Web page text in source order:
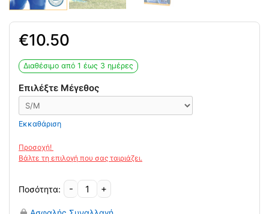
10.50
Διαθέσιμο από 1 έως 3 ημέρες
Επιλέξτε Μέγεθος
Εκκαθάριση
-
Ελαστική
Περιμηρίδα
+